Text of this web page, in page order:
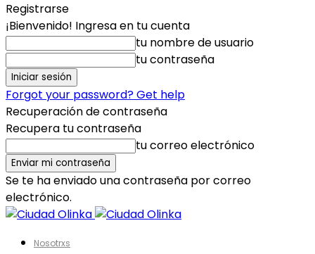
Registrarse
¡Bienvenido! Ingresa en tu cuenta
tu nombre de usuario
tu contraseña
Forgot your password? Get help
Recuperación de contraseña
Recupera tu contraseña
tu correo electrónico
Se te ha enviado una contraseña por correo
electrónico.
Nosotrxs